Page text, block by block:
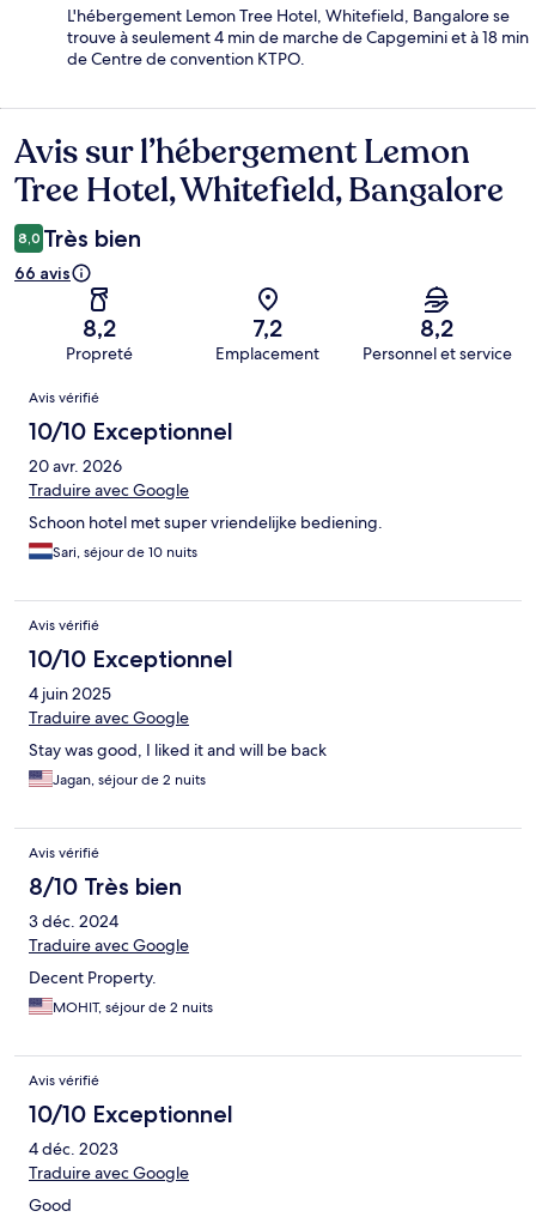
L'hébergement Lemon Tree Hotel, Whitefield, Bangalore se
trouve à seulement 4 min de marche de Capgemini et à 18 min
de Centre de convention KTPO.
Avis
Avis sur l’hébergement Lemon
Tree Hotel, Whitefield, Bangalore
8,0 Très bien
66 avis
8,2
Propreté
7,2
Emplacement
8,2
Personnel et service
Avis
Avis vérifié
10/10 Exceptionnel
20 avr. 2026
Traduire avec Google
Schoon hotel met super vriendelijke bediening.
Sari, séjour de 10 nuits
Avis vérifié
10/10 Exceptionnel
4 juin 2025
Traduire avec Google
Stay was good, I liked it and will be back
Jagan, séjour de 2 nuits
Avis vérifié
8/10 Très bien
3 déc. 2024
Traduire avec Google
Decent Property.
MOHIT, séjour de 2 nuits
Avis vérifié
10/10 Exceptionnel
4 déc. 2023
Traduire avec Google
Good